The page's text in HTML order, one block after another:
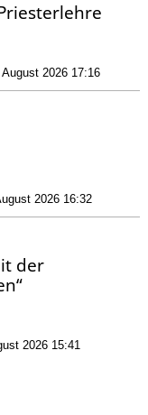
2026 17:16
2026 16:32
der
2026 15:41